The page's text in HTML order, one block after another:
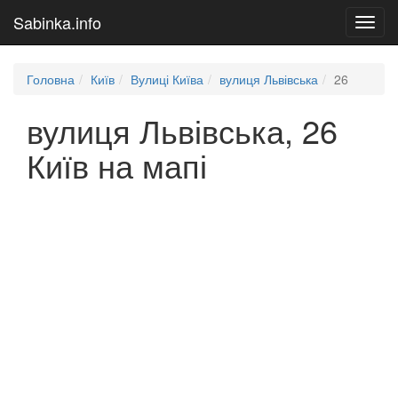
Sabinka.info
Головна Київ Вулиці Київа вулиця Львівська 26
вулиця Львівська, 26
Київ на мапі